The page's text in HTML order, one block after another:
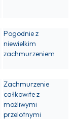
Pogodnie z
niewielkim
zachmurzeniem
Zachmurzenie
całkowite z
możliwymi
przelotnymi